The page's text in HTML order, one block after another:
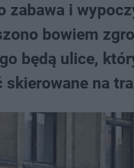
zabawa i
bowiem
będą ulice,
na